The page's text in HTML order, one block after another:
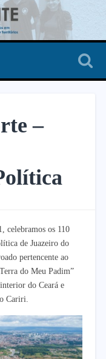
–
celebramos os 110
de Juazeiro do
pertencente ao
do Meu Padim”
do Ceará e
Cariri.